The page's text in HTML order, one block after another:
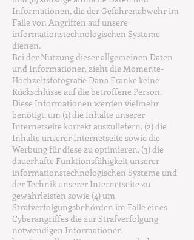
Informationen, die der Gefahrenabwehr im
Falle von Angriffen auf unsere
informationstechnologischen Systeme
dienen.
Bei der Nutzung dieser allgemeinen Daten
und Informationen zieht die Momente-
Hochzeitsfotografie Dana Franke keine
Rückschlüsse auf die betroffene Person.
Diese Informationen werden vielmehr
benötigt, um (1) die Inhalte unserer
Internetseite korrekt auszuliefern, (2) die
Inhalte unserer Internetseite sowie die
Werbung für diese zu optimieren, (3) die
dauerhafte Funktionsfähigkeit unserer
informationstechnologischen Systeme und
der Technik unserer Internetseite zu
gewährleisten sowie (4) um
Strafverfolgungsbehörden im Falle eines
Cyberangriffes die zur Strafverfolgung
notwendigen Informationen